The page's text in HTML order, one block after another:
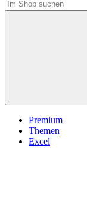
Premium
Themen
Excel